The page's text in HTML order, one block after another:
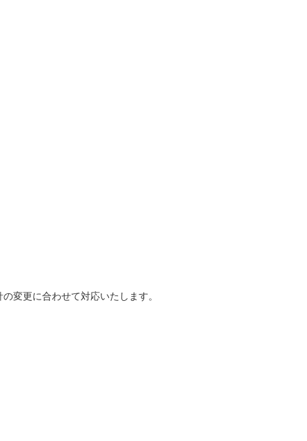
変更に合わせて対応いたします。